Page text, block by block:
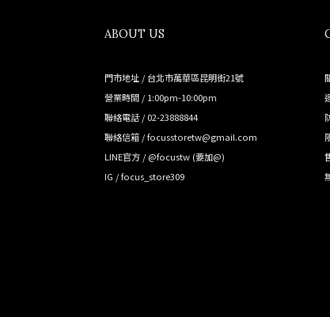
ABOUT US
門市地址 / 台北市萬華區昆明街21號
營業時間 / 1:00pm-10:00pm
聯絡電話 / 02-23888844
聯絡信箱 / focusstoretw@gmail.com
LINE官方 / @focustw (要加@)
IG /focus_store309